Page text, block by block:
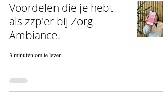
Voordelen die je hebt
als zzp'er bij Zorg
Ambiance.
3 minuten om te lezen